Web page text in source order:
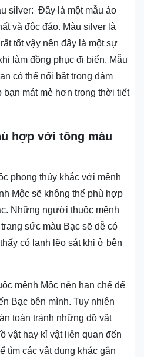
silver: Đây là một mẫu áo
và độc đáo. Màu silver là
tốt vậy nên đây là một sự
làm đồng phục đi biển. Mẫu
có thể nổi bật trong đám
mát mẻ hơn trong thời tiết
hợp với tông màu
phong thủy khắc với mệnh
Mộc sẽ không thể phù hợp
Những người thuộc mệnh
sức màu Bạc sẽ dễ có
có lạnh lẽo sát khi ở bên
mệnh Mộc nên hạn chế để
Bạc bên mình. Tuy nhiên
toàn tránh những đồ vật
vật hay kỉ vật liên quan đến
tìm các vật dụng khác gắn